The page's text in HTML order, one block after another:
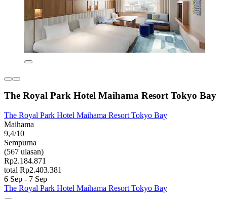
The Royal Park Hotel Maihama Resort Tokyo Bay
The Royal Park Hotel Maihama Resort Tokyo Bay
Maihama
9,4/10
Sempurna
(567 ulasan)
Rp2.184.871
total Rp2.403.381
6 Sep - 7 Sep
The Royal Park Hotel Maihama Resort Tokyo Bay